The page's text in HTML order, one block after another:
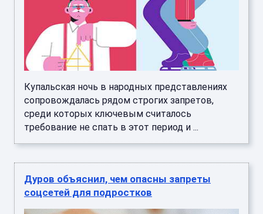
Купальская ночь в народных представлениях
сопровождалась рядом строгих запретов,
среди которых ключевым считалось
требование не спать в этот период и ...
Дуров объяснил, чем опасны запреты
соцсетей для подростков